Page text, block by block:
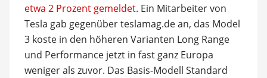
etwa 2 Prozent gemeldet. Ein Mitarbeiter von
Tesla gab gegenüber teslamag.de an, das Model
3 koste in den höheren Varianten Long Range
und Performance jetzt in fast ganz Europa
weniger als zuvor. Das Basis-Modell Standard